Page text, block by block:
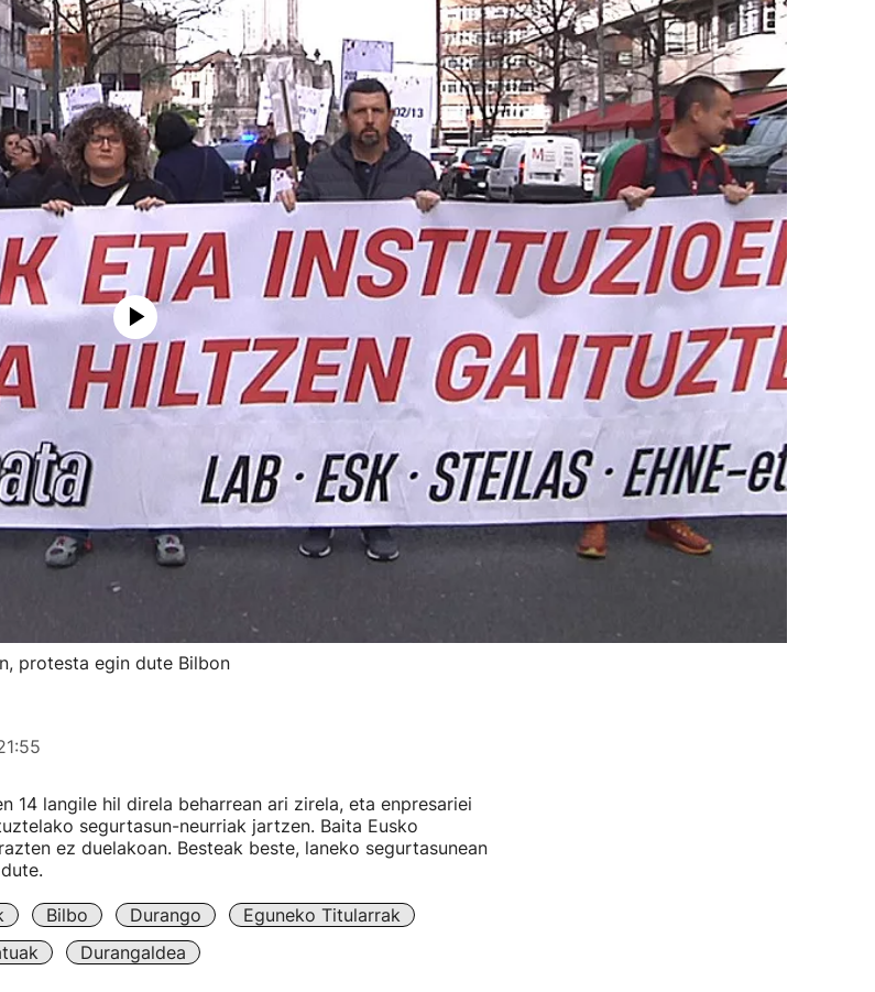
protesta egin dute Bilbon
14 langile hil direla beharrean ari zirela, eta enpresariei
segurtasun-neurriak jartzen. Baita Eusko
ez duelakoan. Besteak beste, laneko segurtasunean
Bilbo Durango
Eguneko Titularrak
Durangaldea